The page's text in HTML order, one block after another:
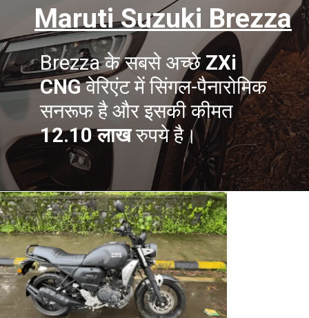
Brezza के सबसे अच्छे ZXi
CNGवेरिएंट में सिंगल-पैनारोमिक
सनरूफ है और इसकी कीमत
12.10 लाखरुपये है।
Maruti Suzuki Brezza